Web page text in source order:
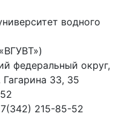
водного
федеральный округ,
33, 35
215-85-52